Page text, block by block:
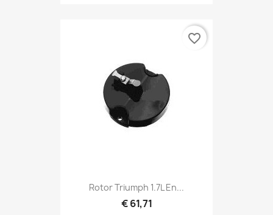
Rotor Triumph 1.7L En...
€ 61,71
favorite_border